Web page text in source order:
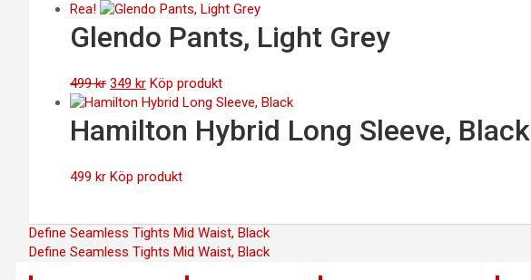
Rea!
Glendo Pants, Light Grey
499kr Det
ursprungliga
priset
var:
349 krDet
nuvarande
priset
är:
Köp produkt
Hamilton Hybrid Long Sleeve, Black
499 kr Köp produkt
Inläggsnavigering
Define Seamless Tights Mid Waist, Black
Define Seamless Tights Mid Waist, Black